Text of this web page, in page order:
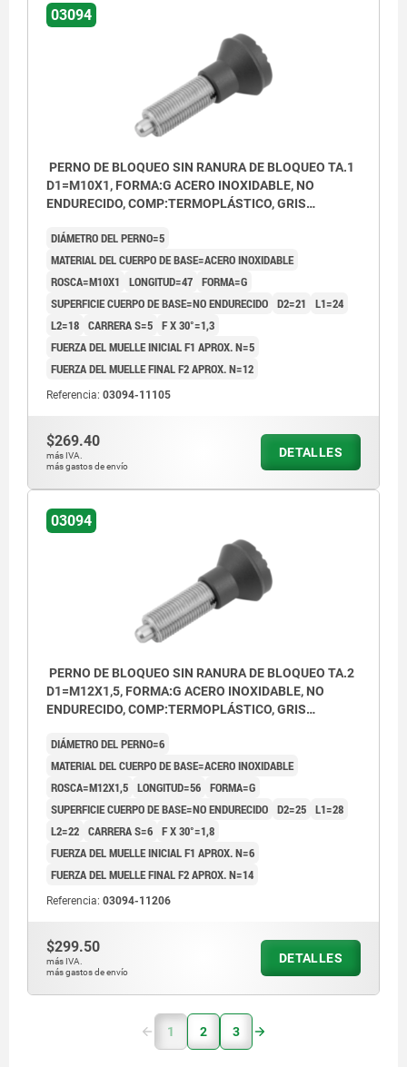
03094
PERNO DE BLOQUEO SIN RANURA DE BLOQUEO TA.1
D1=M10X1, FORMA:G ACERO INOXIDABLE, NO
ENDURECIDO, COMP:TERMOPLÁSTICO, GRIS
DIÁMETRO DEL PERNO=5
MATERIAL DEL CUERPO DE BASE=ACERO INOXIDABLE
ROSCA=M10X1
LONGITUD=47 FORMA=G
SUPERFICIE CUERPO DE BASE=NO ENDURECIDO D2=21
L1=24
L2=18 CARRERA S=5 F X 30°=1,3
FUERZA DEL MUELLE INICIAL F1 APROX. N=5
FUERZA DEL MUELLE FINAL F2 APROX. N=12
Referencia: 03094-11105
$269.40
más IVA.
más gastos de envío
DETALLES
03094
PERNO DE BLOQUEO SIN RANURA DE BLOQUEO TA.2
D1=M12X1,5, FORMA:G ACERO INOXIDABLE, NO
ENDURECIDO, COMP:TERMOPLÁSTICO, GRIS
DIÁMETRO DEL PERNO=6
MATERIAL DEL CUERPO DE BASE=ACERO INOXIDABLE
ROSCA=M12X1,5 LONGITUD=56 FORMA=G
SUPERFICIE CUERPO DE BASE=NO ENDURECIDO D2=25 L1=28
L2=22 CARRERA S=6 F X 30°=1,8
FUERZA DEL MUELLE INICIAL F1 APROX. N=6
FUERZA DEL MUELLE FINAL F2 APROX. N=14
Referencia: 03094-11206
$299.50
más IVA.
más gastos de envío
DETALLES
1 2 3